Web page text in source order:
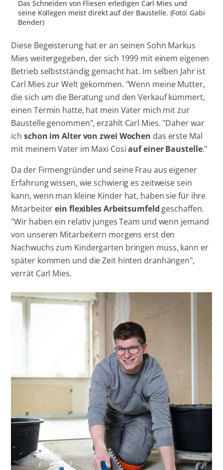
Das Schneiden von Fliesen erledigen Carl Mies und
seine Kollegen meist direkt auf der Baustelle. (Foto: Gabi
Bender)
Diese Begeisterung hat er an seinen Sohn Markus
Mies weitergegeben, der sich 1999 mit einem eigenen
Betrieb selbstständig gemacht hat. Im selben Jahr ist
Carl Mies zur Welt gekommen. "Wenn meine Mutter,
die sich um die Beratung und den Verkauf kümmert,
einen Termin hatte, hat mein Vater mich mit zur
Baustelle genommen", erzählt Carl Mies. "Daher war
ichschon im Alter von zwei Wochen das erste Mal
mit meinem Vater im Maxi Cosiauf einer Baustelle."
Da der Firmengründer und seine Frau aus eigener
Erfahrung wissen, wie schwierig es zeitweise sein
kann, wenn man kleine Kinder hat, haben sie für ihre
Mitarbeiterein flexibles Arbeitsumfeldgeschaffen.
"Wir haben ein relativ junges Team und wenn jemand
von unseren Mitarbeitern morgens erst den
Nachwuchs zum Kindergarten bringen muss, kann er
später kommen und die Zeit hinten dranhängen",
verrät Carl Mies.